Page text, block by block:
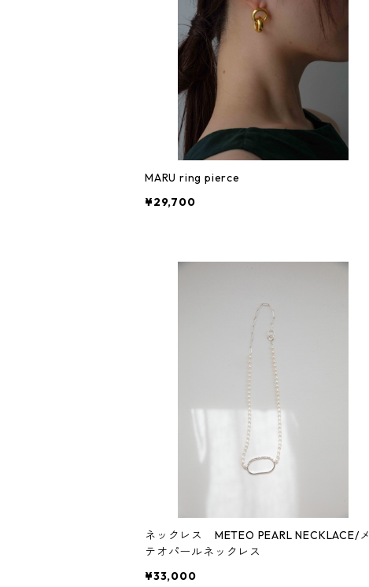
MARU ring pierce
¥29,700
ネックレス METEO PEARL NECKLACE/メ
テオパールネックレス
¥33,000